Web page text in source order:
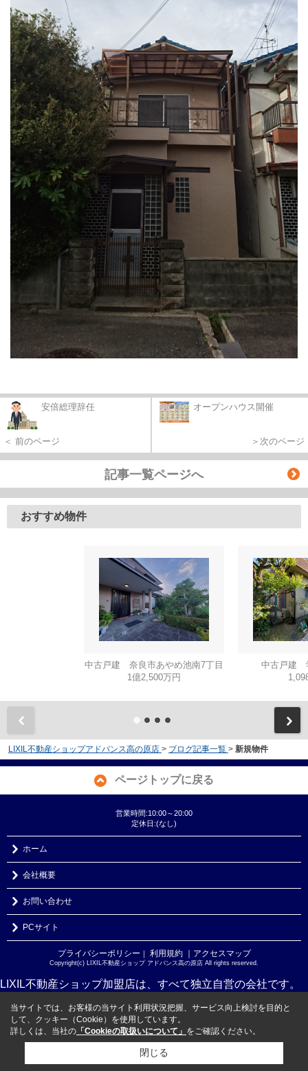
安倍総理辞任
＜ 前のページ
オープンハウス開催
＞次のページ
記事一覧ページへ
おすすめ物件
中古戸建 奈良市あやめ池南7丁目
1億2,500万円
中古戸建
LIXIL不動産ショップアドバンス高の原店 > ブログ記事一覧 > 新規物件
ページトップに戻る
営業時間:10:00～20:00
定休日:(なし)
ホーム
会社概要
お問い合わせ
PCサイト
プライバシーポリシー 利用規約 ｜アクセスマップ
Copyright(c) LIXIL不動産ショップ アドバンス高の原店 All rights reserved.
LIXIL不動産ショップ加盟店は、すべて独立自営の会社です。
当サイトでは、お客様の当サイト利用状況把握、サービス向上検討を目的と
して、クッキー（Cookie）を使用しています。
詳しくは、当社の 「Cookieの取扱いについて」 をご確認ください。
閉じる